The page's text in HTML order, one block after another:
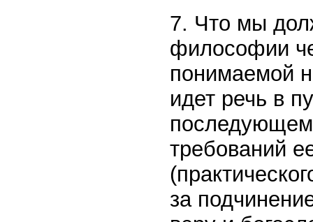
7. Что мы
философии
понимаемой
идет речь в
требований
за